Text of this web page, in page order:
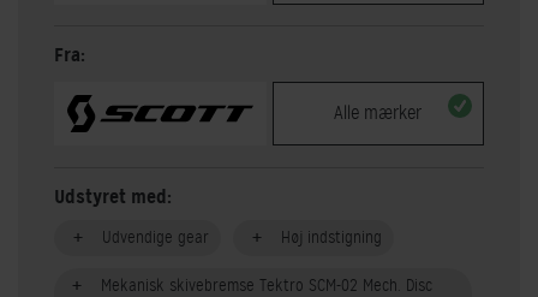
Fra:
Alle mærker
Udstyret med:
Udvendige gear Høj indstigning
Mekanisk skivebremse Tektro SCM-02 Mech. Disc